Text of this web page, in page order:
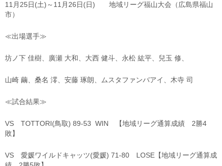
企業の皆様へ
11月25日(土)～11月26日(日) 地域リーグ福山大会（広島県福山
市）
≪出場選手≫
坊ノ下 佳樹、廣瀬 大和、大西 健斗、永松 紘平、兒玉 修、
山崎 繭、桑名 澪、安藤 琢朗、ムスタファンバアイ、木寺 司
≪試合結果≫
VS TOTTORI(鳥取) 89‐53 WIN 【地域リーグ通算成績 2勝4
敗】
VS 愛媛ワイルドキャッツ(愛媛) 71‐80 LOSE【地域リーグ通算成